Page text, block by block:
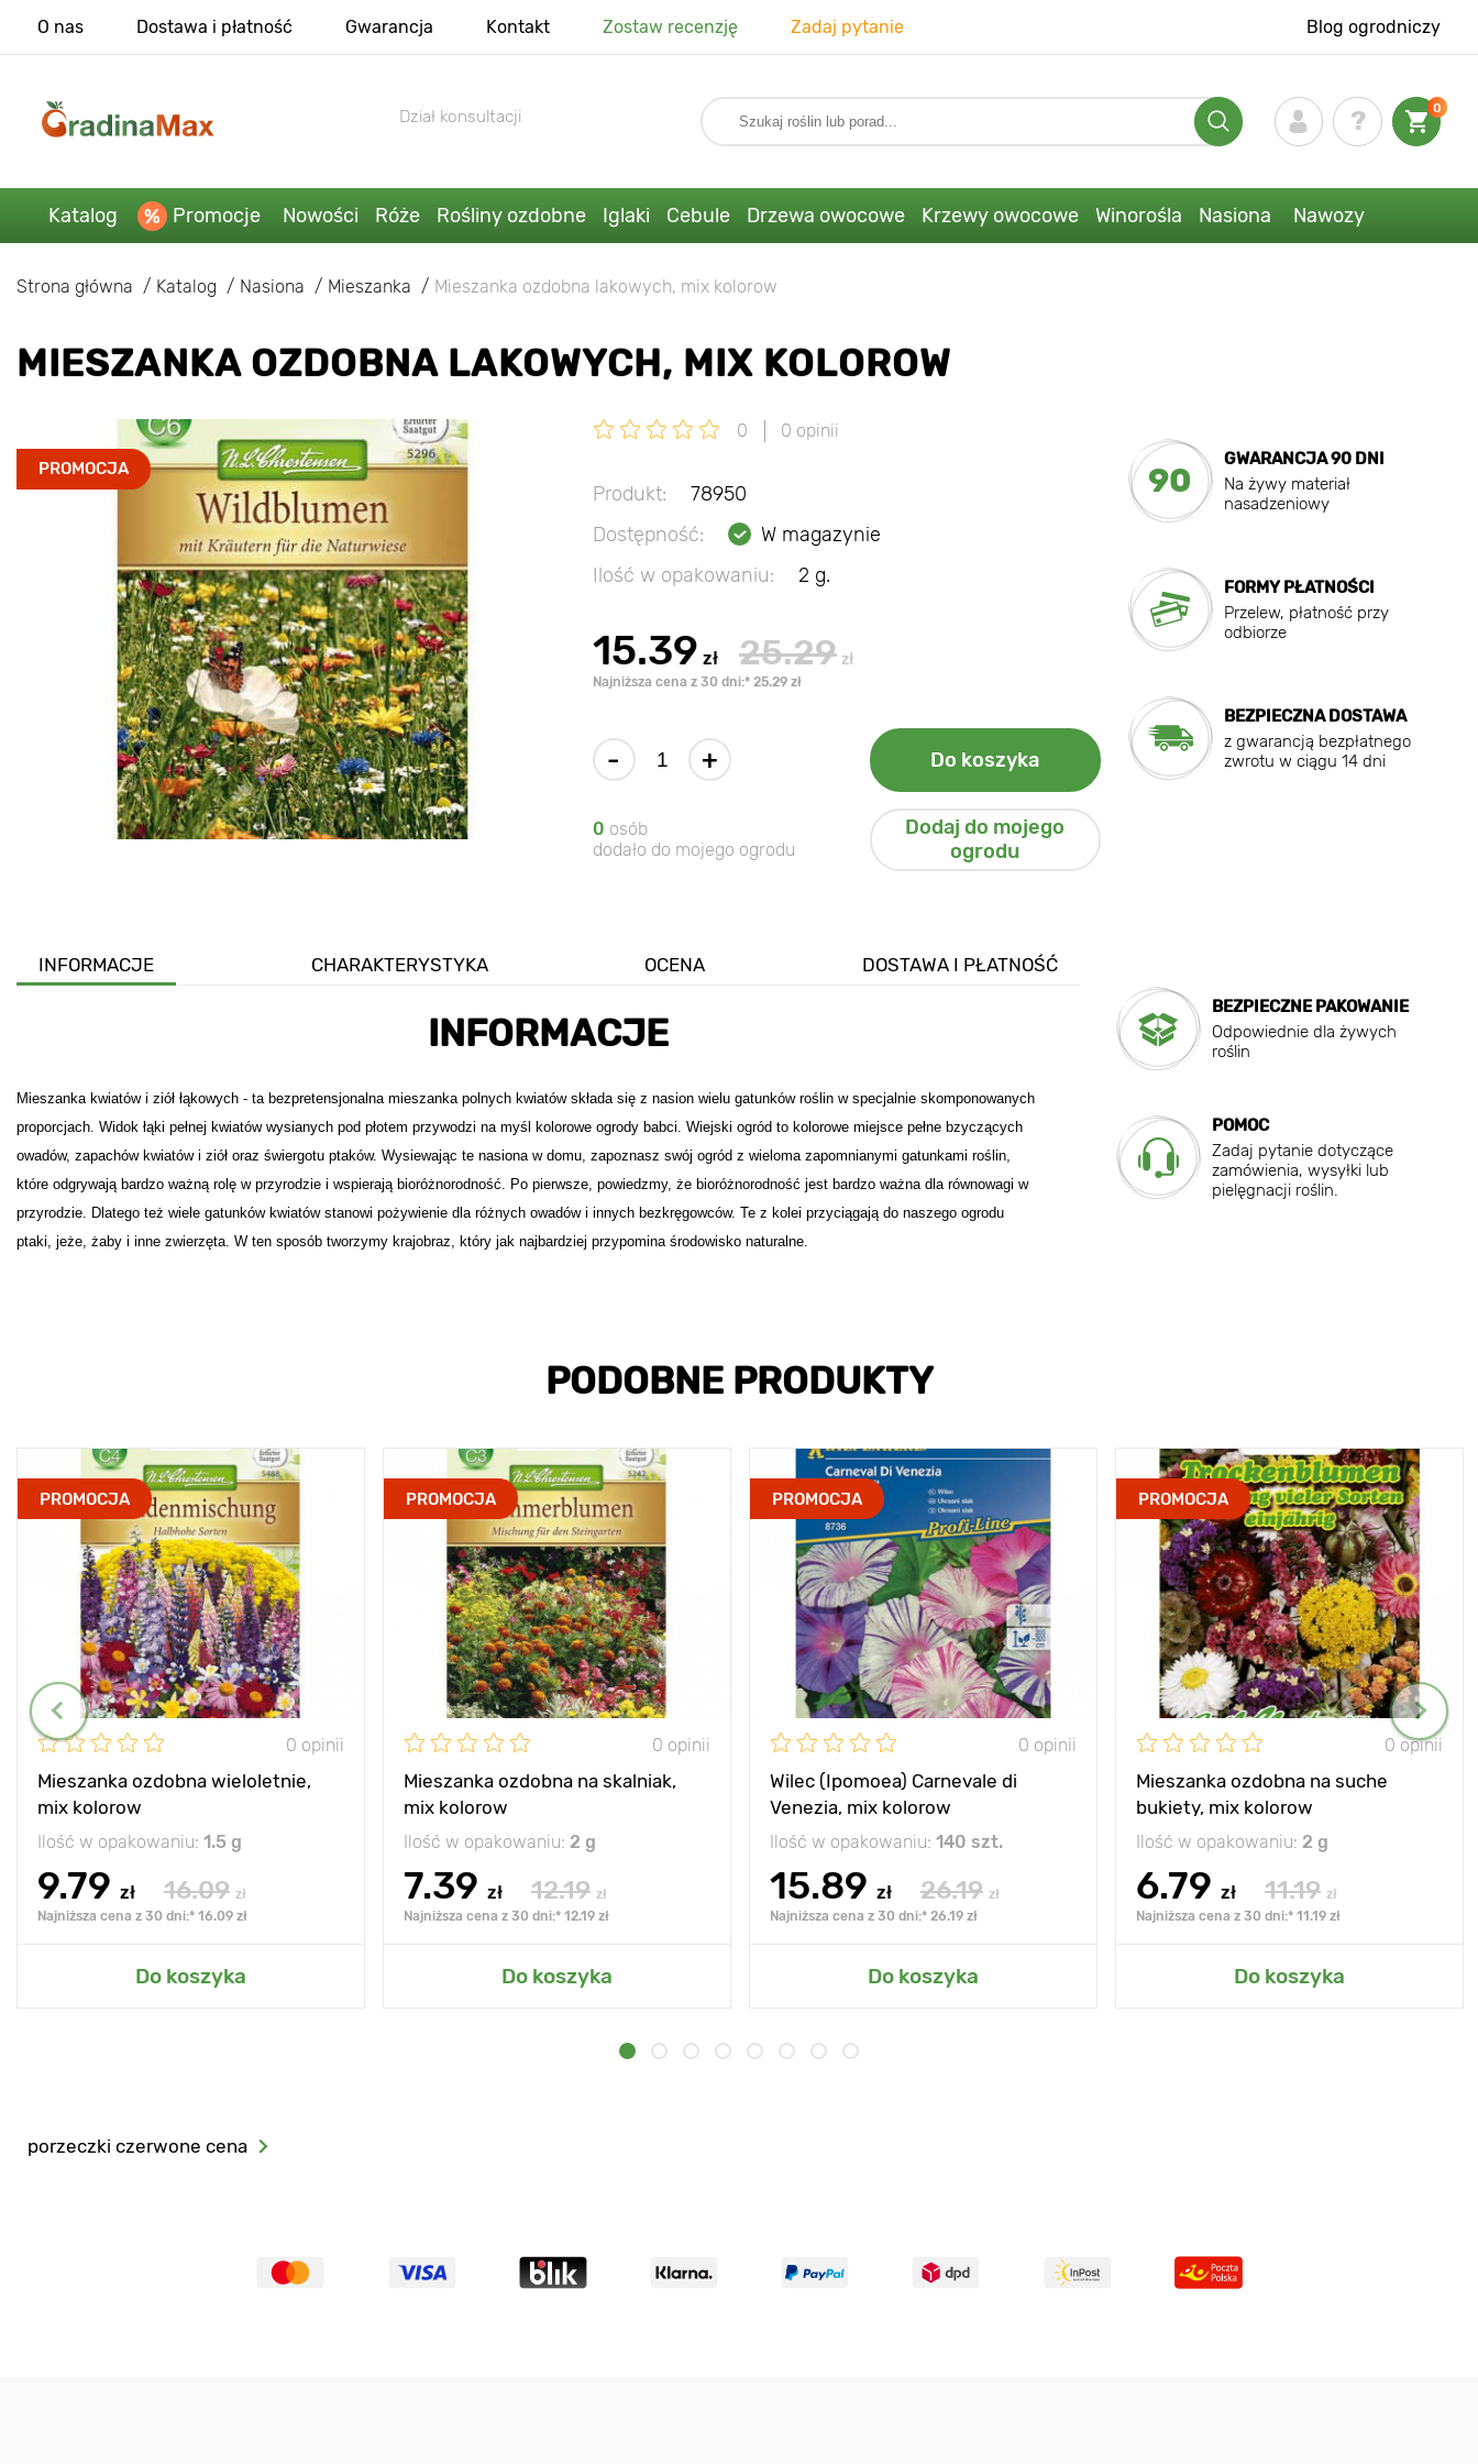
O nas Dostawa i płatność Gwarancja Kontakt Zostaw recenzję Zadaj pytanie Blog ogrodniczy
Dział konsultacji 0
Katalog Promocje Nowości Róże Rośliny ozdobne Iglaki Cebule Drzewa owocowe Krzewy owocowe Winorośla Nasiona Nawozy
Strona główna Katalog Nasiona Mieszanka Mieszanka ozdobna lakowych, mix kolorow
MIESZANKA OZDOBNA LAKOWYCH, MIX KOLOROW
PROMOCJA
0 0 opinii
Produkt:
78950
Dostępność:
W magazynie
Ilość w opakowaniu:
2 g.
15.39 zł 25.29 zł
Najniższa cena z 30 dni:* 25.29 zł
- + Do koszyka
0 osób
dodało do mojego ogrodu
Dodaj do mojego
ogrodu
90
GWARANCJA 90 DNI
Na żywy materiał
nasadzeniowy
FORMY PŁATNOŚCI
Przelew, płatność przy
odbiorze
BEZPIECZNA DOSTAWA
z gwarancją bezpłatnego
zwrotu w ciągu 14 dni
INFORMACJE CHARAKTERYSTYKA OCENA DOSTAWA I PŁATNOŚĆ
INFORMACJE
Mieszanka kwiatów i ziół łąkowych - ta bezpretensjonalna mieszanka polnych kwiatów składa się z nasion wielu gatunków roślin w specjalnie skomponowanych
proporcjach. Widok łąki pełnej kwiatów wysianych pod płotem przywodzi na myśl kolorowe ogrody babci. Wiejski ogród to kolorowe miejsce pełne bzyczących
owadów, zapachów kwiatów i ziół oraz świergotu ptaków. Wysiewając te nasiona w domu, zapoznasz swój ogród z wieloma zapomnianymi gatunkami roślin,
które odgrywają bardzo ważną rolę w przyrodzie i wspierają bioróżnorodność. Po pierwsze, powiedzmy, że bioróżnorodność jest bardzo ważna dla równowagi w
przyrodzie. Dlatego też wiele gatunków kwiatów stanowi pożywienie dla różnych owadów i innych bezkręgowców. Te z kolei przyciągają do naszego ogrodu
ptaki, jeże, żaby i inne zwierzęta. W ten sposób tworzymy krajobraz, który jak najbardziej przypomina środowisko naturalne.
BEZPIECZNE PAKOWANIE
Odpowiednie dla żywych
roślin
POMOC
Zadaj pytanie dotyczące
zamówienia, wysyłki lub
pielęgnacji roślin.
PODOBNE PRODUKTY
PROMOCJA
0 opinii
Mieszanka ozdobna wieloletnie,
mix kolorow
Ilość w opakowaniu: 1.5 g
9.79 zł 16.09 zł
Najniższa cena z 30 dni:* 16.09 zł
Do koszyka
PROMOCJA
0 opinii
Mieszanka ozdobna na skalniak,
mix kolorow
Ilość w opakowaniu: 2 g
7.39 zł 12.19 zł
Najniższa cena z 30 dni:* 12.19 zł
Do koszyka
PROMOCJA
0 opinii
Wilec (Ipomoea) Carnevale di
Venezia, mix kolorow
Ilość w opakowaniu: 140 szt.
15.89 zł 26.19 zł
Najniższa cena z 30 dni:* 26.19 zł
Do koszyka
PROMOCJA
0 opinii
Mieszanka ozdobna na suche
bukiety, mix kolorow
Ilość w opakowaniu: 2 g
6.79 zł 11.19 zł
Najniższa cena z 30 dni:* 11.19 zł
Do koszyka
porzeczki czerwone cena